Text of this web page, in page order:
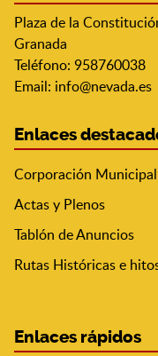
Plaza de la
Granada
Teléfono: 958760038
Email: info@nevada.es
Enlaces
Corporación Municipal
Actas y Plenos
Tablón de Anuncios
Rutas Históricas e
Enlaces rápidos